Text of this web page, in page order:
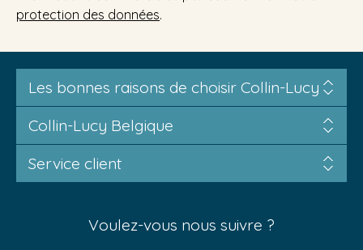
protection des données.
Les bonnes raisons de choisir Collin-Lucy
Collin-Lucy Belgique
Service client
Voulez-vous nous suivre ?